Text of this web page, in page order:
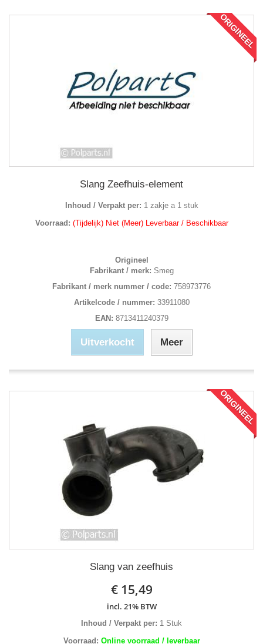
ORIGINEEL
Slang Zeefhuis-element
Inhoud / Verpakt per: 1 zakje a 1 stuk
Voorraad: (Tijdelijk) Niet (Meer) Leverbaar / Beschikbaar
Origineel
Fabrikant / merk: Smeg
Fabrikant / merk nummer / code: 758973776
Artikelcode / nummer: 33911080
EAN: 8713411240379
Uitverkocht Meer
ORIGINEEL
Slang van zeefhuis
€ 15,49
incl. 21% BTW
Inhoud / Verpakt per: 1 Stuk
Voorraad: Online voorraad / leverbaar